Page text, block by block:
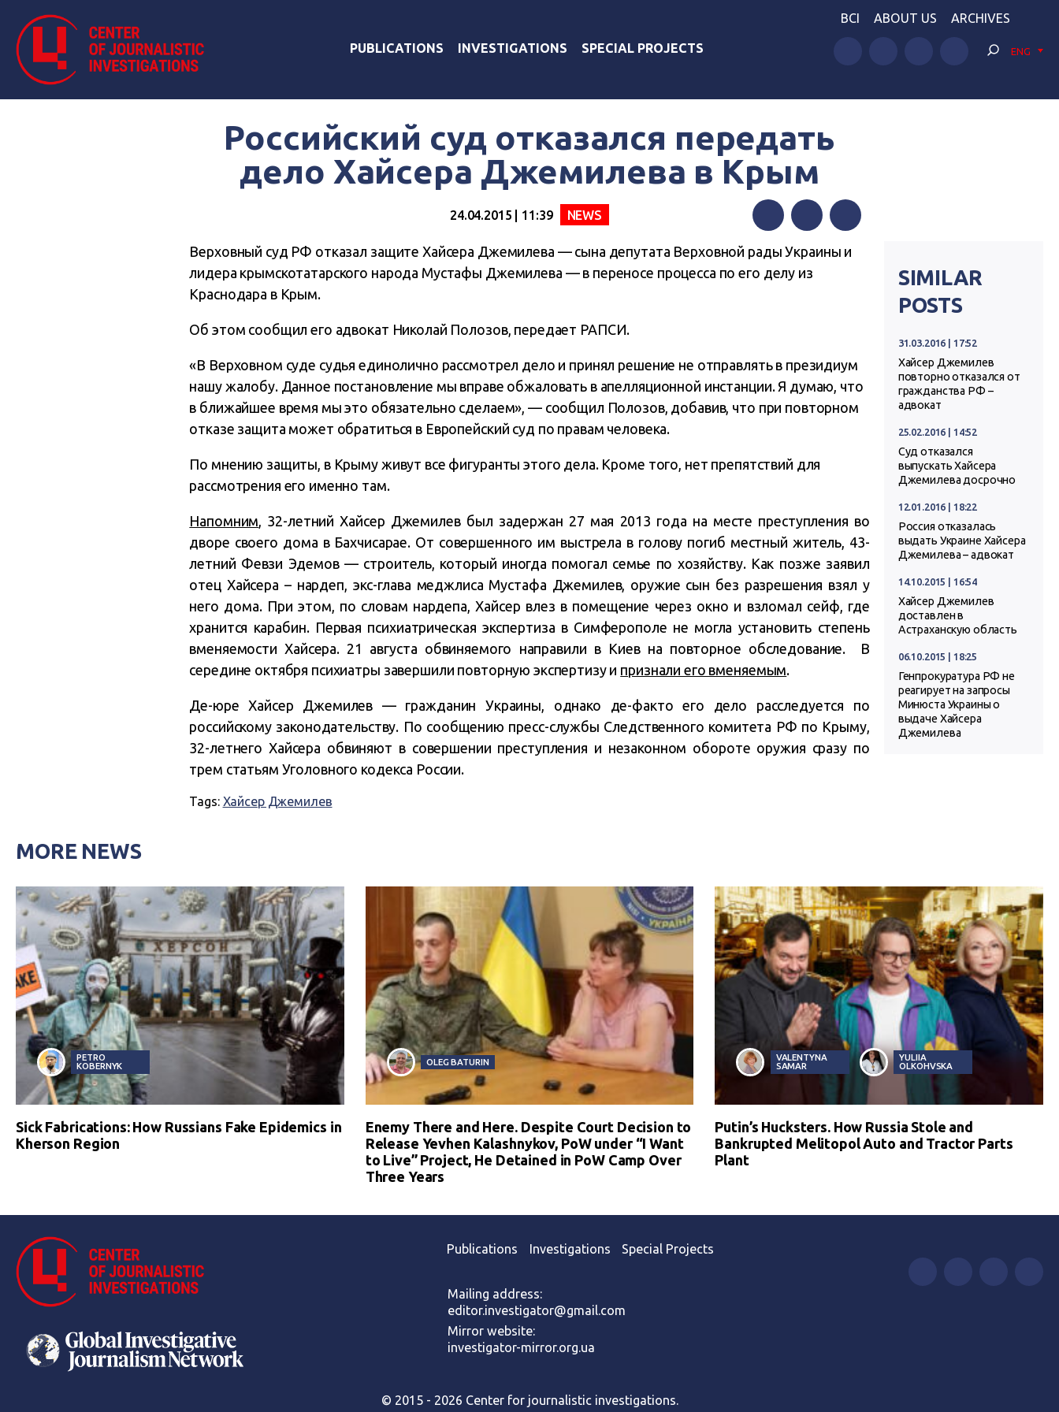
PUBLICATIONS INVESTIGATIONS SPECIAL PROJECTS
BCI ABOUT US ARCHIVES
ENG
Российский суд отказался передать
дело Хайсера Джемилева в Крым
24.04.2015 | 11:39 NEWS
FacebookTwitterTelegram
Верховный суд РФ отказал защите Хайсера Джемилева — сына депутата Верховной рады Украины и
лидера крымскотатарского народа Мустафы Джемилева — в переносе процесса по его делу из
Краснодара в Крым.
Об этом сообщил его адвокат Николай Полозов, передает РАПСИ.
«В Верховном суде судья единолично рассмотрел дело и принял решение не отправлять в президиум
нашу жалобу. Данное постановление мы вправе обжаловать в апелляционной инстанции. Я думаю, что
в ближайшее время мы это обязательно сделаем», — сообщил Полозов, добавив, что при повторном
отказе защита может обратиться в Европейский суд по правам человека.
По мнению защиты, в Крыму живут все фигуранты этого дела. Кроме того, нет препятствий для
рассмотрения его именно там.
Напомним, 32-летний Хайсер Джемилев был задержан 27 мая 2013 года на месте преступления во
дворе своего дома в Бахчисарае. От совершенного им выстрела в голову погиб местный житель, 43-
летний Февзи Эдемов — строитель, который иногда помогал семье по хозяйству. Как позже заявил
отец Хайсера – нардеп, экс-глава меджлиса Мустафа Джемилев, оружие сын без разрешения взял у
него дома. При этом, по словам нардепа, Хайсер влез в помещение через окно и взломал сейф, где
хранится карабин. Первая психиатрическая экспертиза в Симферополе не могла установить степень
вменяемости Хайсера. 21 августа обвиняемого направили в Киев на повторное обследование. В
середине октября психиатры завершили повторную экспертизу и признали его вменяемым.
Де-юре Хайсер Джемилев — гражданин Украины, однако де-факто его дело расследуется по
российскому законодательству. По сообщению пресс-службы Следственного комитета РФ по Крыму,
32-летнего Хайсера обвиняют в совершении преступления и незаконном обороте оружия сразу по
трем статьям Уголовного кодекса России.
Tags: Хайсер Джемилев
SIMILAR
POSTS
31.03.2016 | 17:52
Хайсер Джемилев
повторно отказался от
гражданства РФ –
адвокат
25.02.2016 | 14:52
Суд отказался
выпускать Хайсера
Джемилева досрочно
12.01.2016 | 18:22
Россия отказалась
выдать Украине Хайсера
Джемилева – адвокат
14.10.2015 | 16:54
Хайсер Джемилев
доставлен в
Астраханскую область
06.10.2015 | 18:25
Генпрокуратура РФ не
реагирует на запросы
Минюста Украины о
выдаче Хайсера
Джемилева
MORE NEWS
PETRO
KOBERNYK
Sick Fabrications: How Russians Fake Epidemics in
Kherson Region
OLEG BATURIN
Enemy There and Here. Despite Court Decision to
Release Yevhen Kalashnykov, PoW under “I Want
to Live” Project, He Detained in PoW Camp Over
Three Years
VALENTYNA
SAMAR
YULIIA
OLKOHVSKA
Putin’s Hucksters. How Russia Stole and
Bankrupted Melitopol Auto and Tractor Parts
Plant
Publications Investigations Special Projects
Mailing address:
editor.investigator@gmail.com
Mirror website:
investigator-mirror.org.ua
© 2015 - 2026 Center for journalistic investigations.